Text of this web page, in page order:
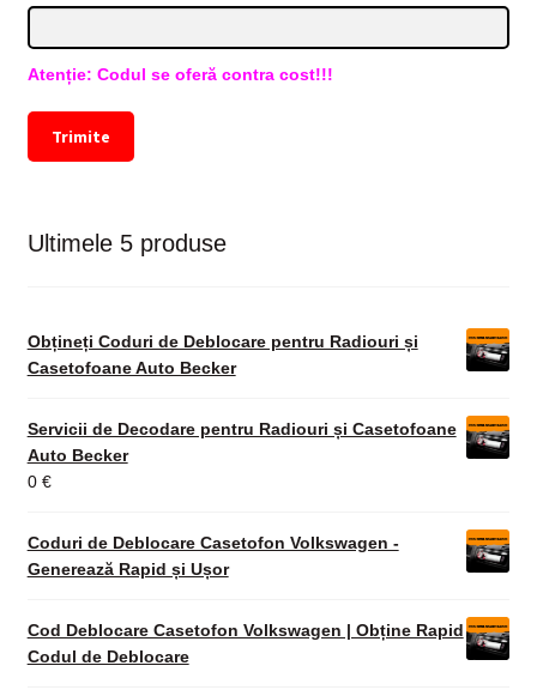
Atenție: Codul se oferă contra cost!!!
Trimite
Ultimele 5 produse
Obțineți Coduri de Deblocare pentru Radiouri și
Casetofoane Auto Becker
Servicii de Decodare pentru Radiouri și Casetofoane
Auto Becker
0 €
Coduri de Deblocare Casetofon Volkswagen -
Generează Rapid și Ușor
Cod Deblocare Casetofon Volkswagen | Obține Rapid
Codul de Deblocare